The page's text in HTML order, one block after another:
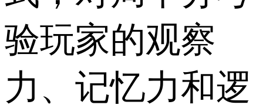
验玩家的观察
力、记忆力和逻